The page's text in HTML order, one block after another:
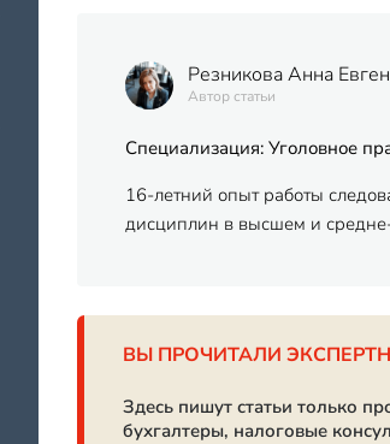
Резникова Анна
Автор статьи
Специализация: Уголовное
16-летний опыт работы
дисциплин в высшем и
ВЫ ПРОЧИТАЛИ
Здесь пишут статьи только
бухгалтеры, налоговые